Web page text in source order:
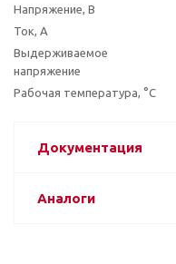
Напряжение, В
Ток, А
Выдерживаемое
напряжение
Рабочая температура, °C
Документация
Аналоги